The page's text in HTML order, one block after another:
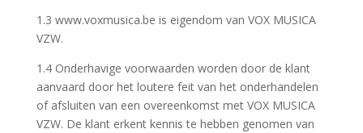
1.3 www.voxmusica.be is eigendom van VOX MUSICA
VZW.
1.4 Onderhavige voorwaarden worden door de klant
aanvaard door het loutere feit van het onderhandelen
of afsluiten van een overeenkomst met VOX MUSICA
VZW. De klant erkent kennis te hebben genomen van